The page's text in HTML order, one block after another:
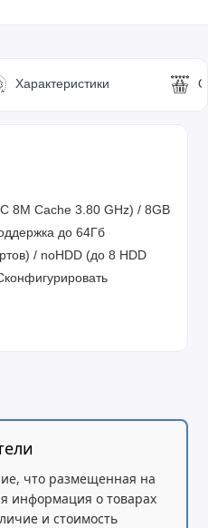
Характеристики
8M Cache 3.80 GHz) / 8GB
до 64Гб
/ noHDD (до 8 HDD
что размещенная на
информация о товарах
и стоимость